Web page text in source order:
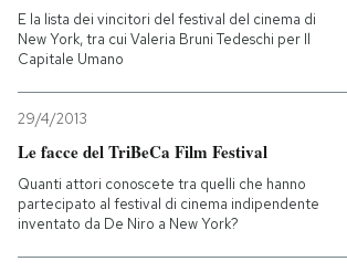
E la lista dei vincitori del festival del cinema di
New York, tra cui Valeria Bruni Tedeschi per Il
Capitale Umano
29/4/2013
Le facce del TriBeCa Film Festival
Quanti attori conoscete tra quelli che hanno
partecipato al festival di cinema indipendente
inventato da De Niro a New York?